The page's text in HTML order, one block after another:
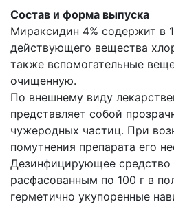
Состав и форма выпуска
Мираксидин 4% содержит в
действующего вещества
также вспомогательные
очищенную.
По внешнему виду
представляет собой
чужеродных частиц. При
помутнения препарата его
Дезинфицирующее средство
расфасованным по 100 г в
герметично укупоренные